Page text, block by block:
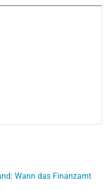
Wann das Finanzamt